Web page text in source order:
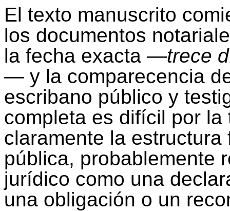
El texto manuscrito
los documentos
la fecha exacta —trece
— y la comparecencia
escribano público y
completa es difícil por
claramente la
pública, probablemente
jurídico como una
una obligación o un